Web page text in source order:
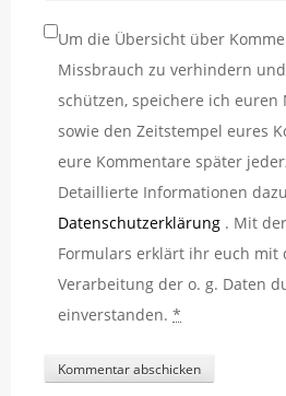
Um die Übersicht über
Missbrauch zu verhindern
schützen, speichere ich euren
sowie den Zeitstempel eures
eure Kommentare später
Detaillierte Informationen
Datenschutzerklärung . Mit
Formulars erklärt ihr euch mit
Verarbeitung der o. g. Daten
einverstanden. *